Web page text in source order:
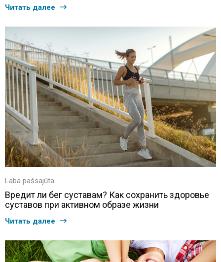
Читать далее
Laba pašsajūta
Вредит ли бег суставам? Как сохранить здоровье
суставов при активном образе жизни
Читать далее